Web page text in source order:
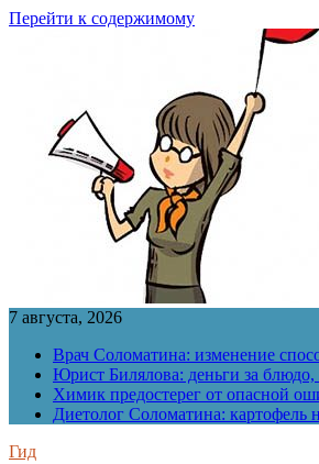
Перейти к содержимому
7 августа, 2026
Врач Соломатина: изменение
Юрист Билялова: деньги за блюдо,
Химик предостерег от опасной
Диетолог Соломатина:
Гид